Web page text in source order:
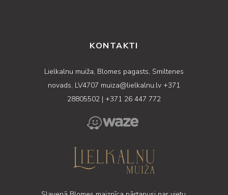
KONTAKTI
Lielkalnu muiža, Blomes pagasts, Smiltenes
novads, LV4707 muiza@lielkalnu.lv +371
28805502 | +371 26 447 772